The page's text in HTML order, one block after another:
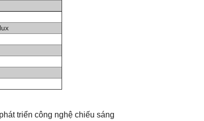
triển công nghệ chiếu sáng